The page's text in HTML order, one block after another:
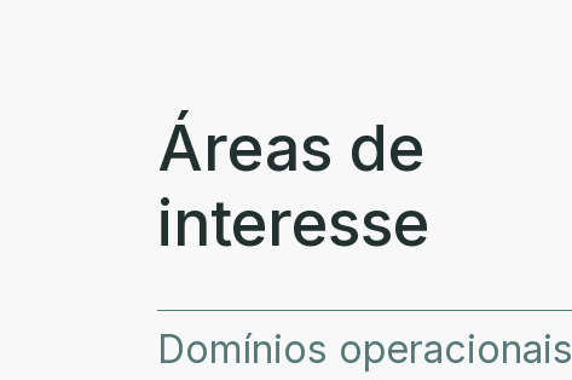
Áreas de
interesse
Domínios operacionais